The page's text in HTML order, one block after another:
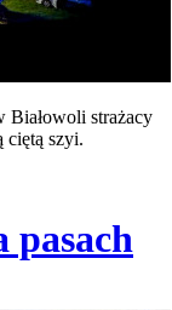
Białowoli strażacy
ciętą szyi.
pasach